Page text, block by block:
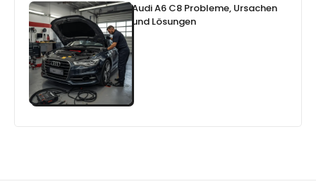
Audi A6 C8 Probleme, Ursachen
und Lösungen